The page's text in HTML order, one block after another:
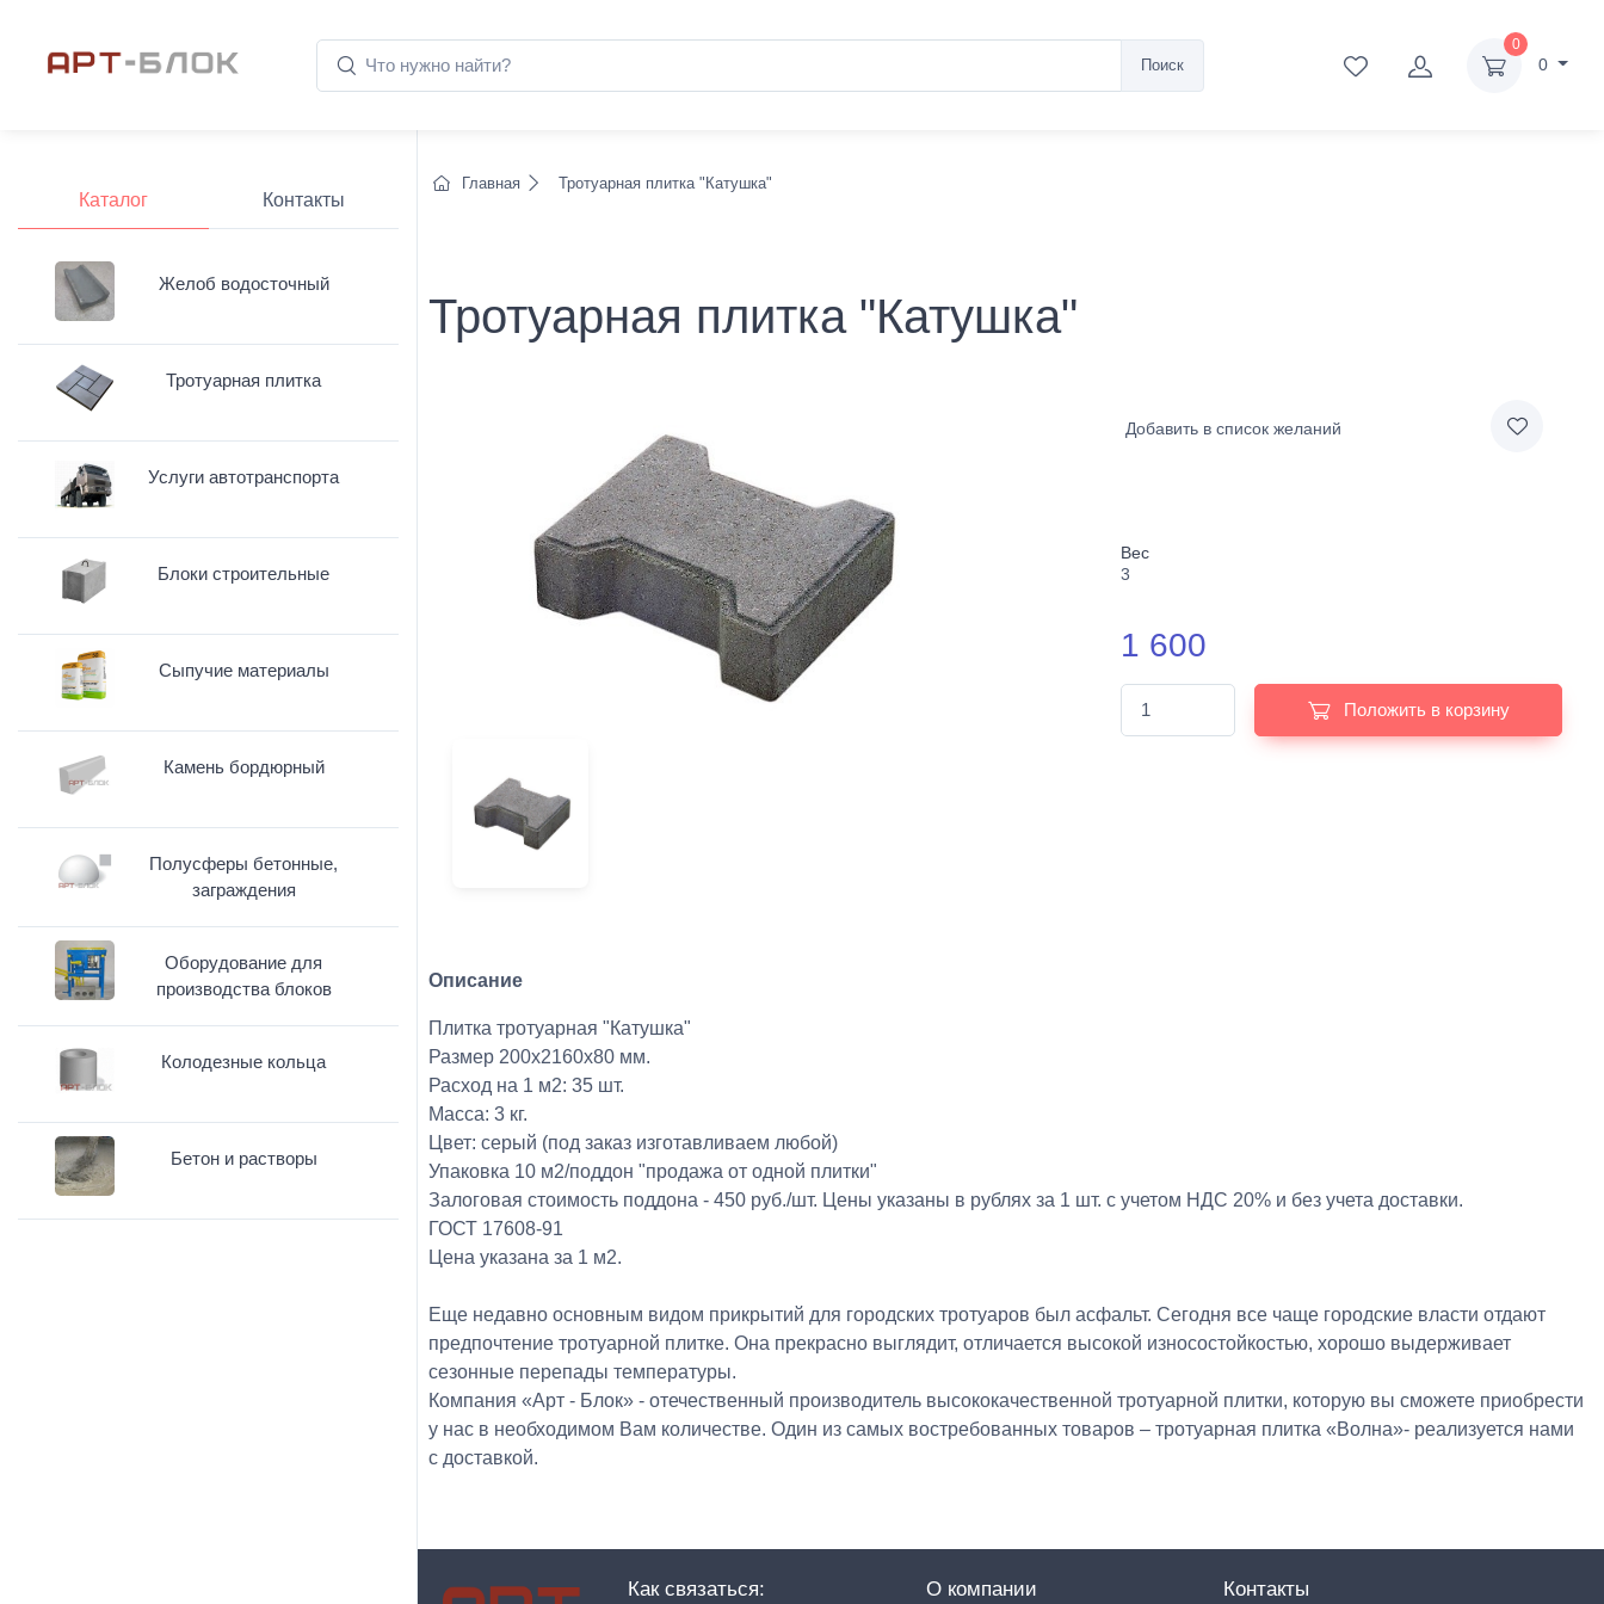
Поиск
0
0
Главная Тротуарная плитка "Катушка"
Тротуарная плитка "Катушка"
Добавить в список желаний
Вес
3
1 600
Положить в корзину
Описание
Плитка тротуарная "Катушка"
Размер 200х2160х80 мм.
Расход на 1 м2: 35 шт.
Масса: 3 кг.
Цвет: серый (под заказ изготавливаем любой)
Упаковка 10 м2/поддон "продажа от одной плитки"
Залоговая стоимость поддона - 450 руб./шт. Цены указаны в рублях за 1 шт. с учетом НДС 20% и без учета доставки.
ГОСТ 17608-91
Цена указана за 1 м2.
Еще недавно основным видом прикрытий для городских тротуаров был асфальт. Сегодня все чаще городские власти отдают
предпочтение тротуарной плитке. Она прекрасно выглядит, отличается высокой износостойкостью, хорошо выдерживает
сезонные перепады температуры.
Компания «Арт - Блок» - отечественный производитель высококачественной тротуарной плитки, которую вы сможете приобрести
у нас в необходимом Вам количестве. Один из самых востребованных товаров – тротуарная плитка «Волна»- реализуется нами
с доставкой.
Каталог Контакты
Желоб водосточный
Тротуарная плитка
Услуги автотранспорта
Блоки строительные
Сыпучие материалы
Камень бордюрный
Полусферы бетонные,
заграждения
Оборудование для
производства блоков
Колодезные кольца
Бетон и растворы
Как связаться: О компании Контакты